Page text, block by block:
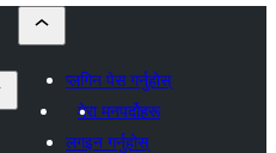
प्लगिन पेस गर्नुहोस्
मेरा मनपर्दोहरू
लगइन गर्नुहोस्